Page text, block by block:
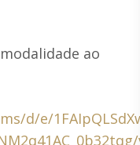
ao
d/e/